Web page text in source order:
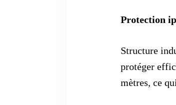
Protection
Structure
protéger
mètres, ce